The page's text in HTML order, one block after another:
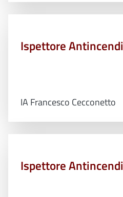
Ispettore Antincendi
IA Francesco Cecconetto
Ispettore Antincendi